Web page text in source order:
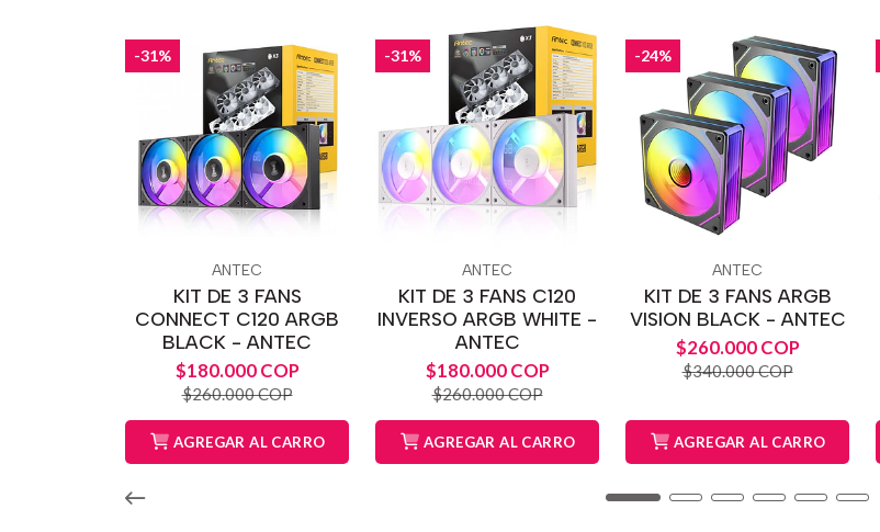
-31%
ANTEC
KIT DE 3 FANS
CONNECT C120 ARGB
BLACK - ANTEC
$180.000 COP
$260.000 COP
AGREGAR AL CARRO
-31%
ANTEC
KIT DE 3 FANS C120
INVERSO ARGB WHITE -
ANTEC
$180.000 COP
$260.000 COP
AGREGAR AL CARRO
-24%
ANTEC
KIT DE 3 FANS ARGB
VISION BLACK - ANTEC
$260.000 COP
$340.000 COP
AGREGAR AL CARRO